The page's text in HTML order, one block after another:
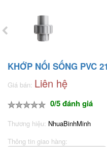
KHỚP NỐI SỐNG PVC
Giá bán: Liên hệ
0/5 đánh giá
Thương hiệu: NhuaBinhMinh
Thông tin giao hàng: